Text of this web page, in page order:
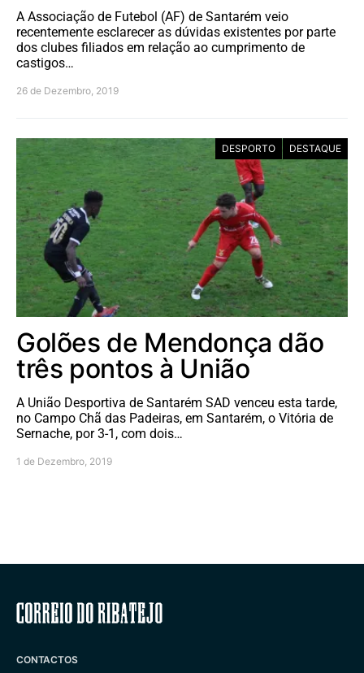
A Associação de Futebol (AF) de Santarém veio
recentemente esclarecer as dúvidas existentes por parte
dos clubes filiados em relação ao cumprimento de
castigos…
26 de Dezembro, 2019
DESPORTO DESTAQUE
Golões de Mendonça dão
três pontos à União
A União Desportiva de Santarém SAD venceu esta tarde,
no Campo Chã das Padeiras, em Santarém, o Vitória de
Sernache, por 3-1, com dois…
1 de Dezembro, 2019
Correio do Ribatejo
CONTACTOS